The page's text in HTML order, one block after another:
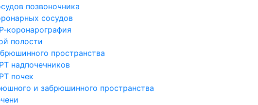
позвоночника
сосудов
коронарография
полости
пространства
надпочечников
почек
и забрюшинного пространства